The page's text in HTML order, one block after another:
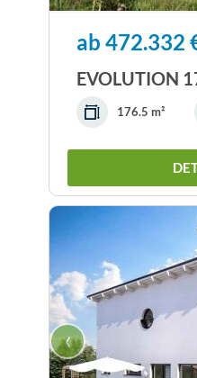
ab 472.332
EVOLUTION
176.5 m²
‹